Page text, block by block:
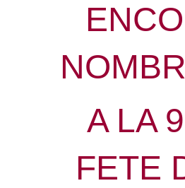
A LA 9
FETE